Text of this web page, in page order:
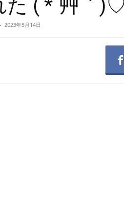
た ( *´艸｀)♡
- 2023年5月14日